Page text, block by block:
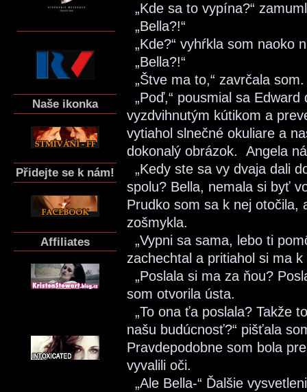
Naše ikonka
Přidejte se k nám!
Affiliates
„Kde sa to vypína?“
„Bella?!“
„Kde?“ vyhŕkla som naoko
„Bella?!“
„Štve ma to,“ zavrčala som.
„Poď,“ pousmial sa
vyzdvihnutým kútikom a
vytiahol slnečné okuliare a
dokonalý obrázok. Angela
„Kedy ste sa vy dvaja dali
spolu? Bella, nemala si byť
Prudko som sa k nej otočila,
zošmykla.
„Vypni sa sama, lebo ti
zachechtal a pritiahol si ma k
„Poslala si ma za ňou?
som otvorila ústa.
„To ona ťa poslala? Takže
našu budúcnosť?“ pišťala
Pravdepodobne som bola
vyvalili oči.
„Ale Bella-“ Ďalšie